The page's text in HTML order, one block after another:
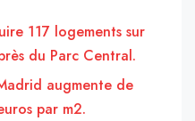
117 logements sur
du Parc Central.
augmente de
par m2.